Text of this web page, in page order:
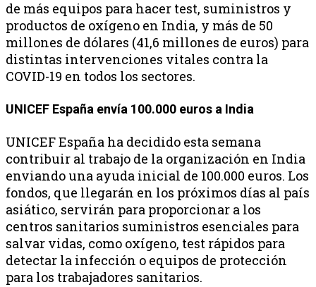
de más equipos para hacer test, suministros y
productos de oxígeno en India, y más de 50
millones de dólares (41,6 millones de euros) para
distintas intervenciones vitales contra la
COVID-19 en todos los sectores.
UNICEF España envía 100.000 euros a India
UNICEF España ha decidido esta semana
contribuir al trabajo de la organización en India
enviando una ayuda inicial de 100.000 euros. Los
fondos, que llegarán en los próximos días al país
asiático, servirán para proporcionar a los
centros sanitarios suministros esenciales para
salvar vidas, como oxígeno, test rápidos para
detectar la infección o equipos de protección
para los trabajadores sanitarios.